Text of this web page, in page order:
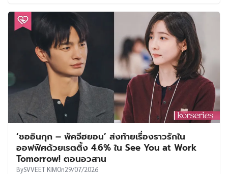
‘ซออินกุก – พัคจีฮยอน’ ส่งท้ายเรื่องราวรักใน
ออฟฟิศด้วยเรตติ้ง 4.6% ใน See You at Work
Tomorrow! ตอนอวสาน
BySVVEET KIMOn29/07/2026